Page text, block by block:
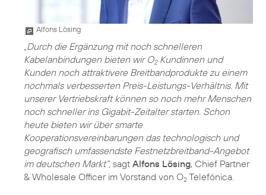
Alfons Lösing
„Durch die Ergänzung mit noch schnelleren
Kabelanbindungen bieten wir O2Kundinnen und
Kunden noch attraktivere Breitbandprodukte zu einem
nochmals verbesserten Preis-Leistungs-Verhältnis. Mit
unserer Vertriebskraft können so noch mehr Menschen
noch schneller ins Gigabit-Zeitalter starten. Schon
heute bieten wir über smarte
Kooperationsvereinbarungen das technologisch und
geografisch umfassendste Festnetzbreitband-Angebot
im deutschen Markt“, sagt Alfons Lösing, Chief Partner
& Wholesale Officer im Vorstand von O2 Telefónica.